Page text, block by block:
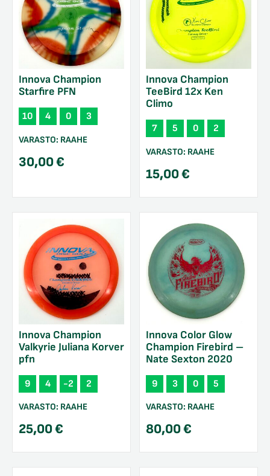
Innova Champion
Starfire PFN
10 4 0 3
VARASTO: RAAHE
30,00€
Innova Champion
TeeBird 12x Ken
Climo
7 5 0 2
VARASTO: RAAHE
15,00€
Innova Champion
Valkyrie Juliana Korver
pfn
9 4 -2 2
VARASTO: RAAHE
25,00€
Innova Color Glow
Champion Firebird –
Nate Sexton 2020
9 3 0 5
VARASTO: RAAHE
80,00€